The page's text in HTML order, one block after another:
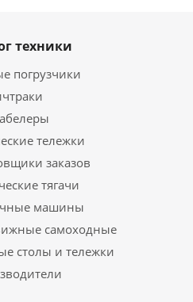
техники
погрузчики
тележки
заказов
тягачи
машины
самоходные
столы и тележки